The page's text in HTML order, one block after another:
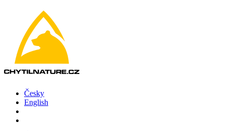
Česky
English